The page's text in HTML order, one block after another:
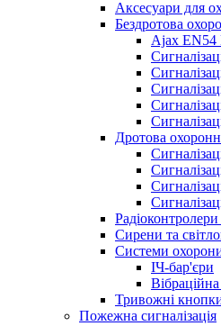
Аксесуари для
Бездротова
Ajax EN54
Дротова
Сирени та
Системи
ІЧ-бар'єри
Тривожні
Пожежна сигналізація